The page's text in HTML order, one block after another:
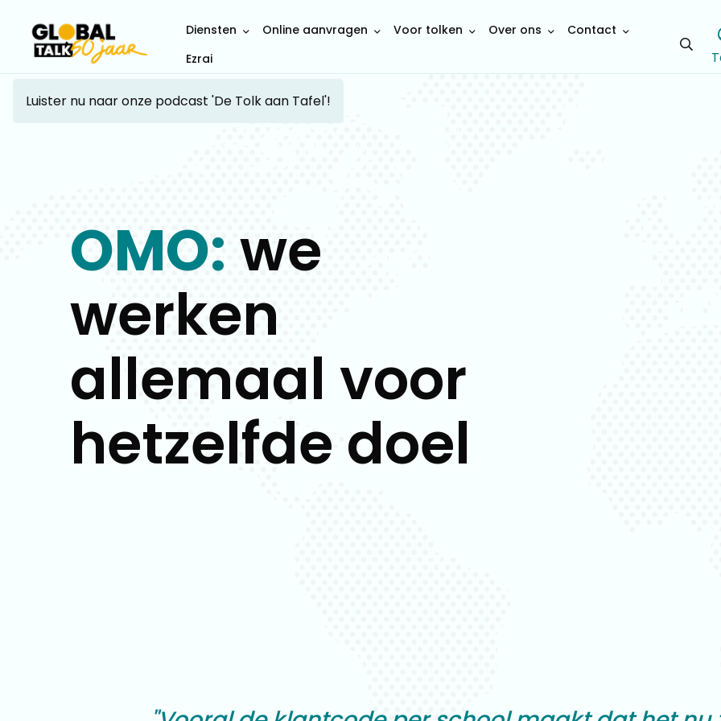
Diensten Online aanvragen Voor tolken Over ons
Contact
Ezrai
Open
Luister nu naar onze podcast 'De Tolk aan Tafel'!
OMO: we
werken
allemaal voor
hetzelfde doel